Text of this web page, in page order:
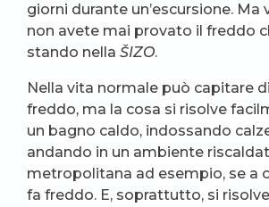
giorni durante un’escursione. Ma
non avete mai provato il freddo
stando nella ŠIZO.
Nella vita normale può capitare
freddo, ma la cosa si risolve
un bagno caldo, indossando
andando in un ambiente
metropolitana ad esempio, se a
fa freddo. E, soprattutto, si